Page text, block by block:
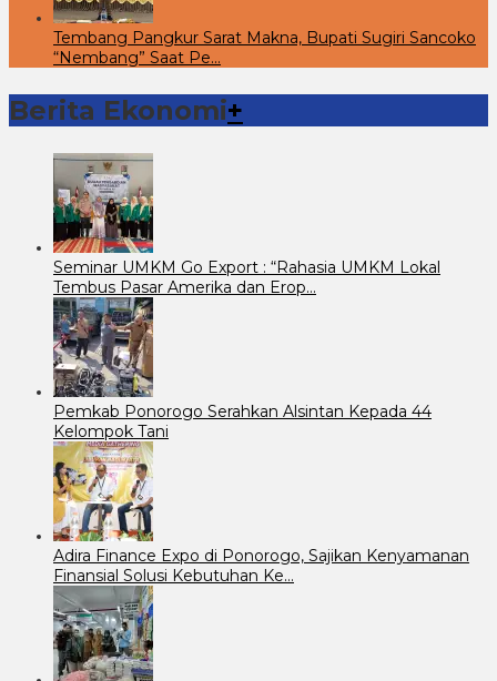
Tembang Pangkur Sarat Makna, Bupati Sugiri Sancoko
“Nembang” Saat Pe…
Berita Ekonomi+
Seminar UMKM Go Export : “Rahasia UMKM Lokal
Tembus Pasar Amerika dan Erop…
Pemkab Ponorogo Serahkan Alsintan Kepada 44
Kelompok Tani
Adira Finance Expo di Ponorogo, Sajikan Kenyamanan
Finansial Solusi Kebutuhan Ke…